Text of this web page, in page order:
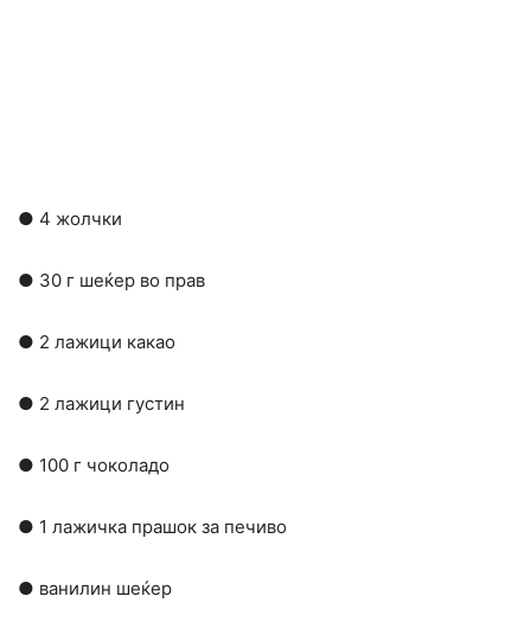
● 4 жолчки
● 30 г шеќер во прав
● 2 лажици какао
● 2 лажици густин
● 100 г чоколадо
● 1 лажичка прашок за печиво
● ванилин шеќер